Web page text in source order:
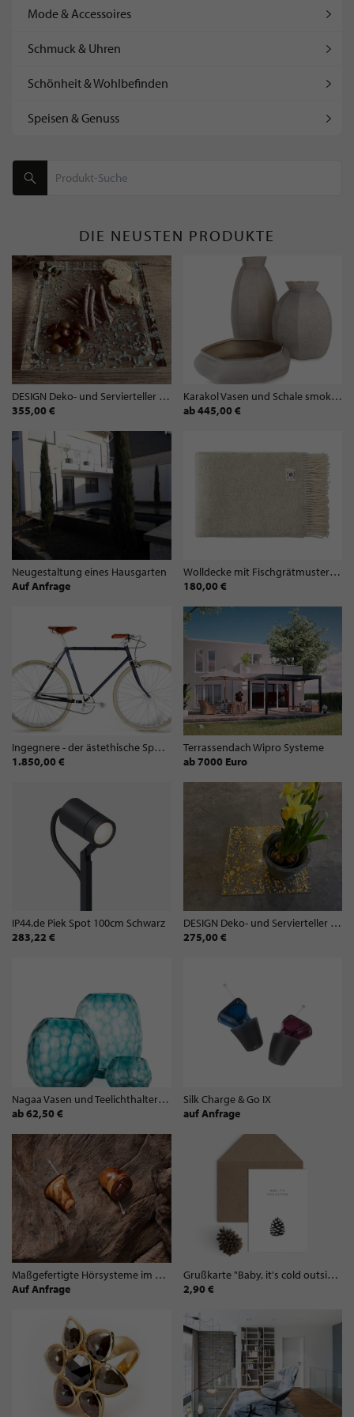
Mode & Accessoires
Schmuck & Uhren
Schönheit & Wohlbefinden
Speisen & Genuss
DIE NEUSTEN PRODUKTE
DESIGN Deko- und Servierteller BELLEZZA | 2-er Set FIOCCHI Silber
355,00 €
Karakol Vasen und Schale smokegrey
ab 445,00 €
Neugestaltung eines Hausgarten
Auf Anfrage
Wolldecke mit Fischgrätmuster 130x200cm
180,00 €
Ingegnere - der ästethische Sportler
1.850,00 €
Terrassendach Wipro Systeme
ab 7000 Euro
IP44.de Piek Spot 100cm Schwarz
283,22 €
DESIGN Deko- und Servierteller BELLEZZA | 4-er Set FIOCCHI Gold
275,00 €
Nagaa Vasen und Teelichthalter klar/petrol
ab 62,50 €
Silk Charge & Go IX
auf Anfrage
Maßgefertigte Hörsysteme im Ohr von Atelier
Auf Anfrage
Grußkarte "Baby, it's cold outside"
2,90 €